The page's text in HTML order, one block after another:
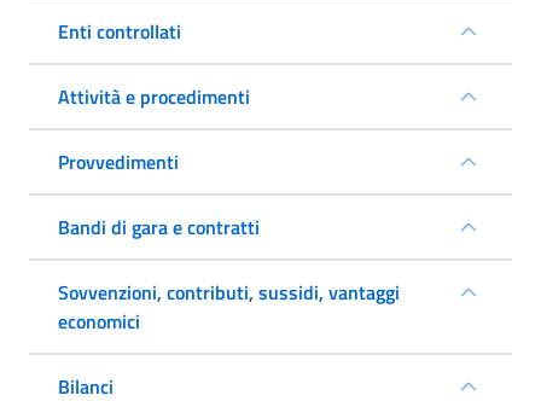
Enti controllati
Attività e procedimenti
Provvedimenti
Bandi di gara e contratti
Sovvenzioni, contributi, sussidi, vantaggi
economici
Bilanci